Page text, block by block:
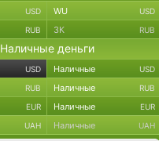
USD WU USD
RUB ЗК RUB
Наличные деньги
USD Наличные USD
RUB Наличные RUB
EUR Наличные EUR
UAH Наличные UAH